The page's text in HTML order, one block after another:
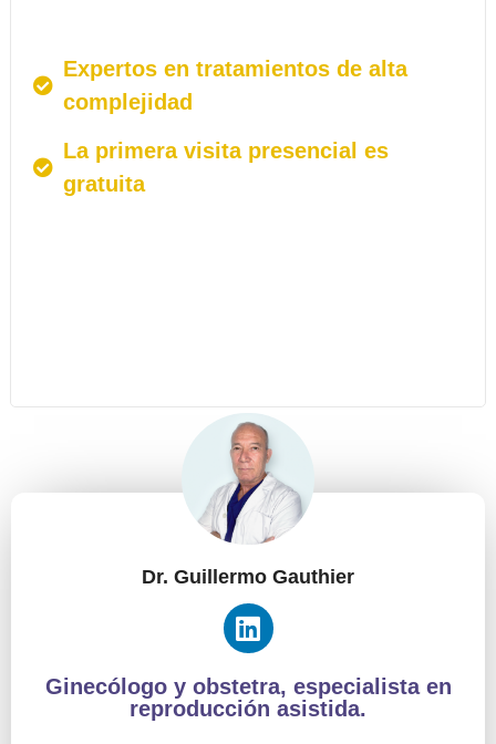
Expertos en tratamientos de alta
complejidad
La primera visita presencial es
gratuita
Dr. Guillermo Gauthier
Ginecólogo y obstetra, especialista en
reproducción asistida.